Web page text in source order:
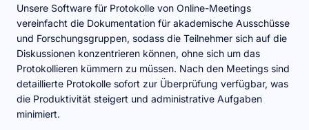
Unsere Software für Protokolle von Online-Meetings
vereinfacht die Dokumentation für akademische Ausschüsse
und Forschungsgruppen, sodass die Teilnehmer sich auf die
Diskussionen konzentrieren können, ohne sich um das
Protokollieren kümmern zu müssen. Nach den Meetings sind
detaillierte Protokolle sofort zur Überprüfung verfügbar, was
die Produktivität steigert und administrative Aufgaben
minimiert.